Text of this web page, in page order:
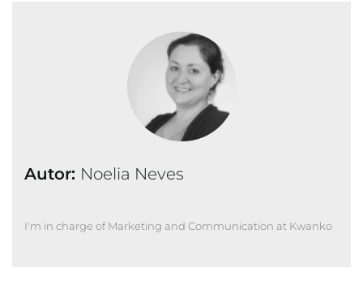
Autor: Noelia Neves
I'm in charge of Marketing and Communication at Kwanko